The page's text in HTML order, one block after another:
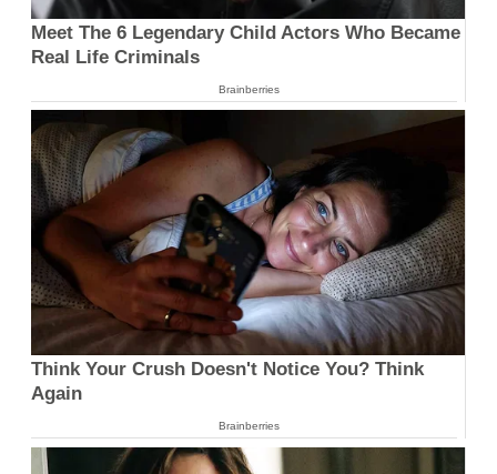
Meet The 6 Legendary Child Actors Who Became
Real Life Criminals
Brainberries
Think Your Crush Doesn't Notice You? Think
Again
Brainberries